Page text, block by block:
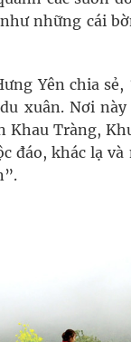
những cái
Yên chia
xuân. Nơi
Tràng,
khác lạ và